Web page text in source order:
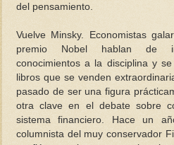
del pensamiento.
Vuelve Minsky. Economistas
premio Nobel hablan de
conocimientos a la disciplina y
libros que se venden
pasado de ser una figura
otra clave en el debate sobre
sistema financiero. Hace un
columnista del muy conservador